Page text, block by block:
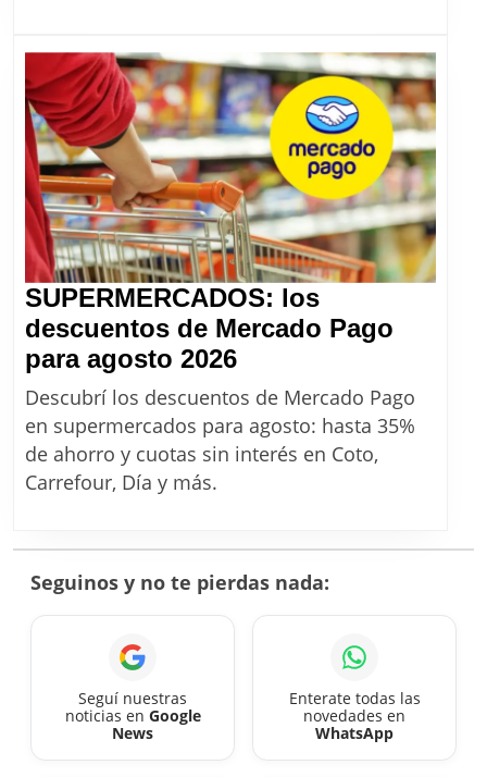
DNI
en
agosto
2026
SUPERMERCADOS: los
descuentos de Mercado Pago
para agosto 2026SUPERMERCADOS:
los
descuentos
de
agosto
Descubrí los descuentos de Mercado Pago
en supermercados para agosto: hasta 35%
de ahorro y cuotas sin interés en Coto,
Carrefour, Día y más.
Seguinos y no te pierdas nada:
Seguí nuestras
noticias en Google
News
Enterate todas las
novedades en
WhatsApp